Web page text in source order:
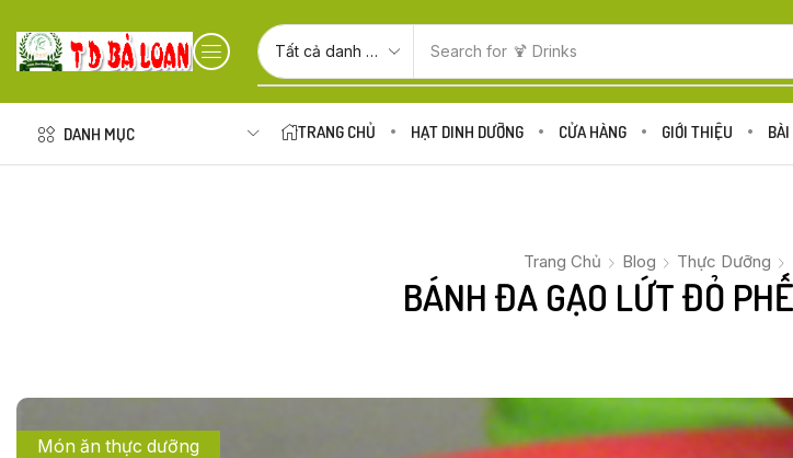
Search for 🍋 Fruits
DANH MỤC TRANG CHỦ HẠT DINH DƯỠNG CỬA HÀNG GIỚI THIỆU
Trang Chủ Blog Thực Dưỡng
BÁNH ĐA GẠO LỨT ĐỎ
Món ăn thực dưỡng